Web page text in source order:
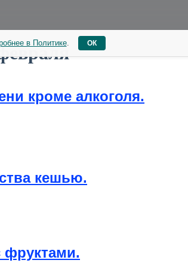
в Политике. ОК
кроме алкоголя.
кешью.
фруктами.